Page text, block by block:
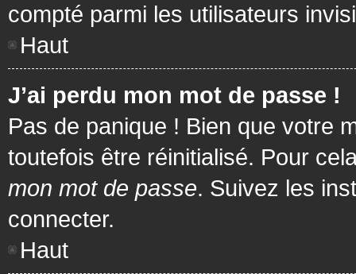
compté parmi les utilisateurs
Haut
J’ai perdu mon mot de passe !
Pas de panique ! Bien que votre
toutefois être réinitialisé. Pour
mon mot de passe. Suivez les
connecter.
Haut